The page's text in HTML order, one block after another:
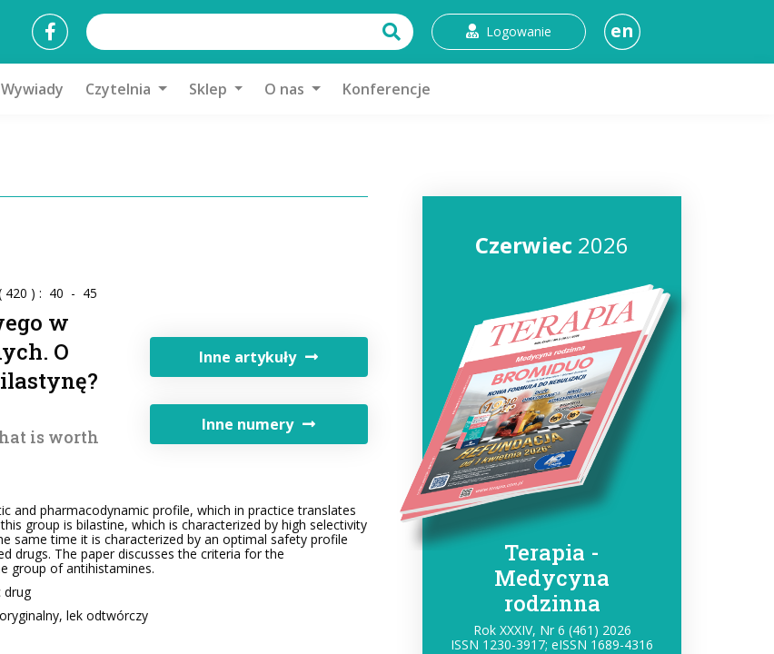
Logowanie en
Wywiady Czytelnia Sklep O nas Konferencje
( 420 ) : 40 - 45
w
O
is worth
Inne artykuły
Inne numery
and pharmacodynamic profile, which in practice translates
group is bilastine, which is characterized by high selectivity
same time it is characterized by an optimal safety profile
drugs. The paper discusses the criteria for the
group of antihistamines.
drug
lek odtwórczy
Czerwiec 2026
Terapia -
Medycyna
rodzinna
Rok XXXIV, Nr 6 (461) 2026
ISSN 1230-3917; eISSN 1689-4316